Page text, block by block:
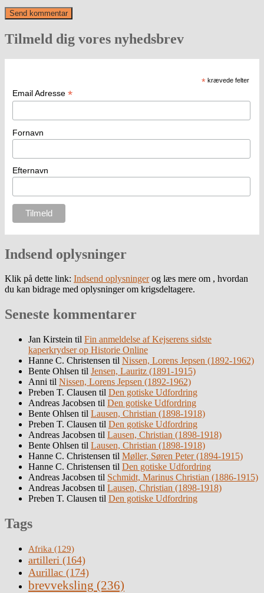
Tilmeld dig vores nyhedsbrev
* krævede felter
Email Adresse *
Fornavn
Efternavn
Indsend oplysninger
Klik på dette link: Indsend oplysningerog læs mere om , hvordan
du kan bidrage med oplysninger om krigsdeltagere.
Seneste kommentarer
Jan Kirstein til Fin anmeldelse af Kejserens sidste
kaperkrydser op Historie Online
Hanne C. Christensen til Nissen, Lorens Jepsen (1892-1962)
Bente Ohlsen til Jensen, Lauritz (1891-1915)
Anni til Nissen, Lorens Jepsen (1892-1962)
Preben T. Clausen til Den gotiske Udfordring
Andreas Jacobsen til Den gotiske Udfordring
Bente Ohlsen til Lausen, Christian (1898-1918)
Preben T. Clausen til Den gotiske Udfordring
Andreas Jacobsen til Lausen, Christian (1898-1918)
Bente Ohlsen til Lausen, Christian (1898-1918)
Hanne C. Christensen til Møller, Søren Peter (1894-1915)
Hanne C. Christensen til Den gotiske Udfordring
Andreas Jacobsen til Schmidt, Marinus Christian (1886-1915)
Andreas Jacobsen til Lausen, Christian (1898-1918)
Preben T. Clausen til Den gotiske Udfordring
Tags
Afrika (129)
artilleri (164)
Aurillac (174)
brevveksling (236)